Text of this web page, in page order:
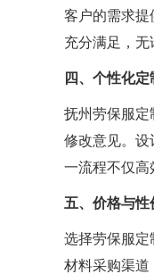
客户的需求提
充分满足，无
四、个性化定
抚州劳保服定
修改意见。设
一流程不仅高
五、价格与性
选择劳保服定
材料采购渠道